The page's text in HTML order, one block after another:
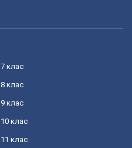
7 клас
8 клас
9 клас
10 клас
11 клас